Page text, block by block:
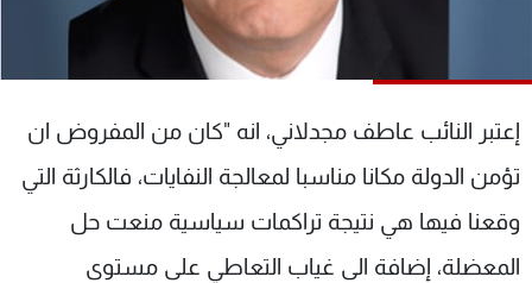
إعتبر النائب عاطف مجدلاني، انه "كان من المفروض ان
تؤمن الدولة مكانا مناسبا لمعالجة النفايات، فالكارثة التي
وقعنا فيها هي نتيجة تراكمات سياسية منعت حل
المعضلة، إضافة الى غياب التعاطي على مستوى
الترددات
عن MTV
الإنـتـاج
لاعلاناتكم
وظائف
تواصل معنا
شروط الإسـتخدام